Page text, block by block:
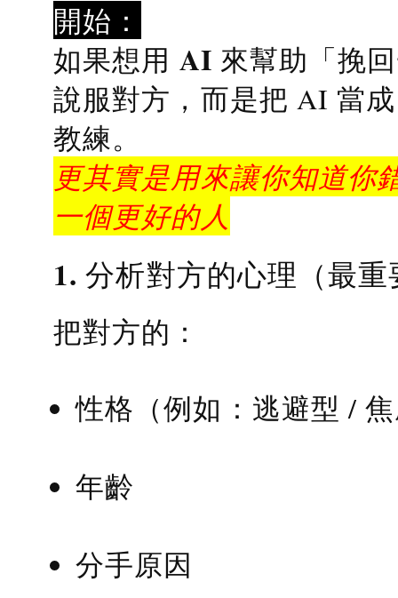
開始：
如果想用 AI 來幫助「挽
說服對方，而是把 AI 當
教練。
更其實是用來讓你知道你
一個更好的人
1. 分析對方的心理（最
把對方的：
性格（例如：逃避型 /
年齡
分手原因